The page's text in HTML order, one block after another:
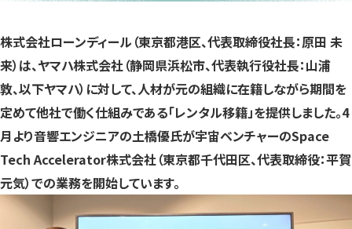
ま
す）
ま
す）
ま
す）
株式会社ローンディール（東京都港区、代表取締役社長：原田 未
来）は、ヤマハ株式会社（静岡県浜松市、代表執行役社長：山浦
敦、以下ヤマハ）に対して、人材が元の組織に在籍しながら期間を
定めて他社で働く仕組みである「レンタル移籍」を提供しました。4
月より音響エンジニアの土橋優氏が宇宙ベンチャーのSpace
Tech Accelerator株式会社（東京都千代田区、代表取締役：平賀
元気）での業務を開始しています。